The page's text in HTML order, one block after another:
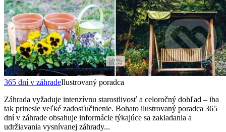
365 dní v záhradeIlustrovaný poradca
Záhrada vyžaduje intenzívnu starostlivosť a celoročný dohľad – iba
tak prinesie veľké zadosťučinenie. Bohato ilustrovaný poradca 365
dní v záhrade obsahuje informácie týkajúce sa zakladania a
udržiavania vysnívanej záhrady...